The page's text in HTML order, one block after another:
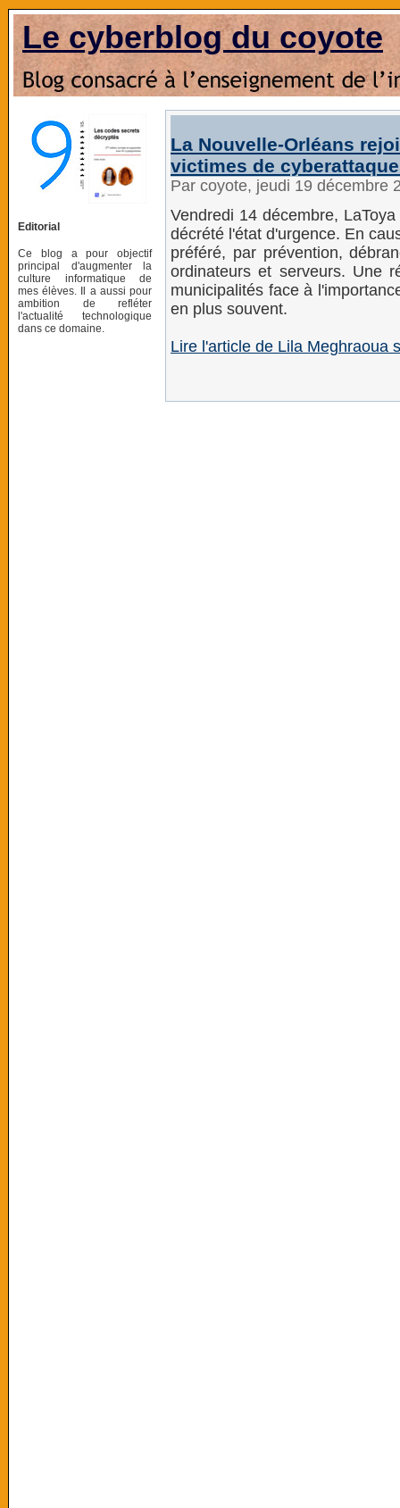
Le cyberblog du coyote
Editorial
Ce blog a pour objectif
principal d'augmenter la
culture informatique de
mes élèves. Il a aussi pour
ambition de refléter
l'actualité technologique
dans ce domaine.
La Nouvelle-Orléans
victimes de
Par coyote, jeudi 19 décembre
Vendredi 14 décembre,
décrété l'état d'urgence. En
préféré, par prévention,
ordinateurs et serveurs. Une
municipalités face à
en plus souvent.
Lire l'article de Lila Meghraoua